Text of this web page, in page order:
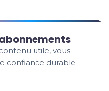
utile, vous
confiance durable